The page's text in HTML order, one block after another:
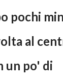
pochi
al
un po' di